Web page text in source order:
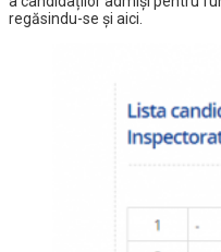
regăsindu-se și aici.